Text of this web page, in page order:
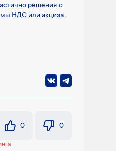
решения о
НДС или акциза.
0 0